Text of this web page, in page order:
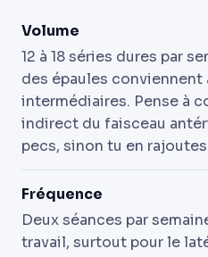
Volume
12 à 18 séries dures par
des épaules conviennent
intermédiaires. Pense à
indirect du faisceau
pecs, sinon tu en
Fréquence
Deux séances par
travail, surtout pour le